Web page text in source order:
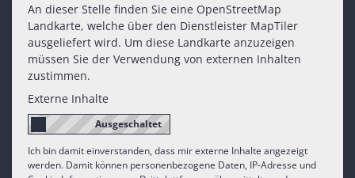
An dieser Stelle finden Sie eine OpenStreetMap
Landkarte, welche über den Dienstleister MapTiler
ausgeliefert wird. Um diese Landkarte anzuzeigen
müssen Sie der Verwendung von externen Inhalten
zustimmen.
Externe Inhalte
Ich bin damit einverstanden, dass mir externe Inhalte angezeigt
werden. Damit können personenbezogene Daten, IP-Adresse und